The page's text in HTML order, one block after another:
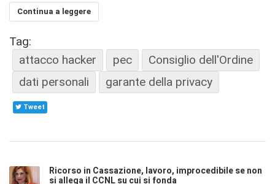
Continua a leggere
Tag:
attacco hacker
pec
Consiglio dell'Ordine
dati personali
garante della privacy
Tweet
Ricorso in Cassazione, lavoro, improcedibile se non
si allega il CCNL su cui si fonda